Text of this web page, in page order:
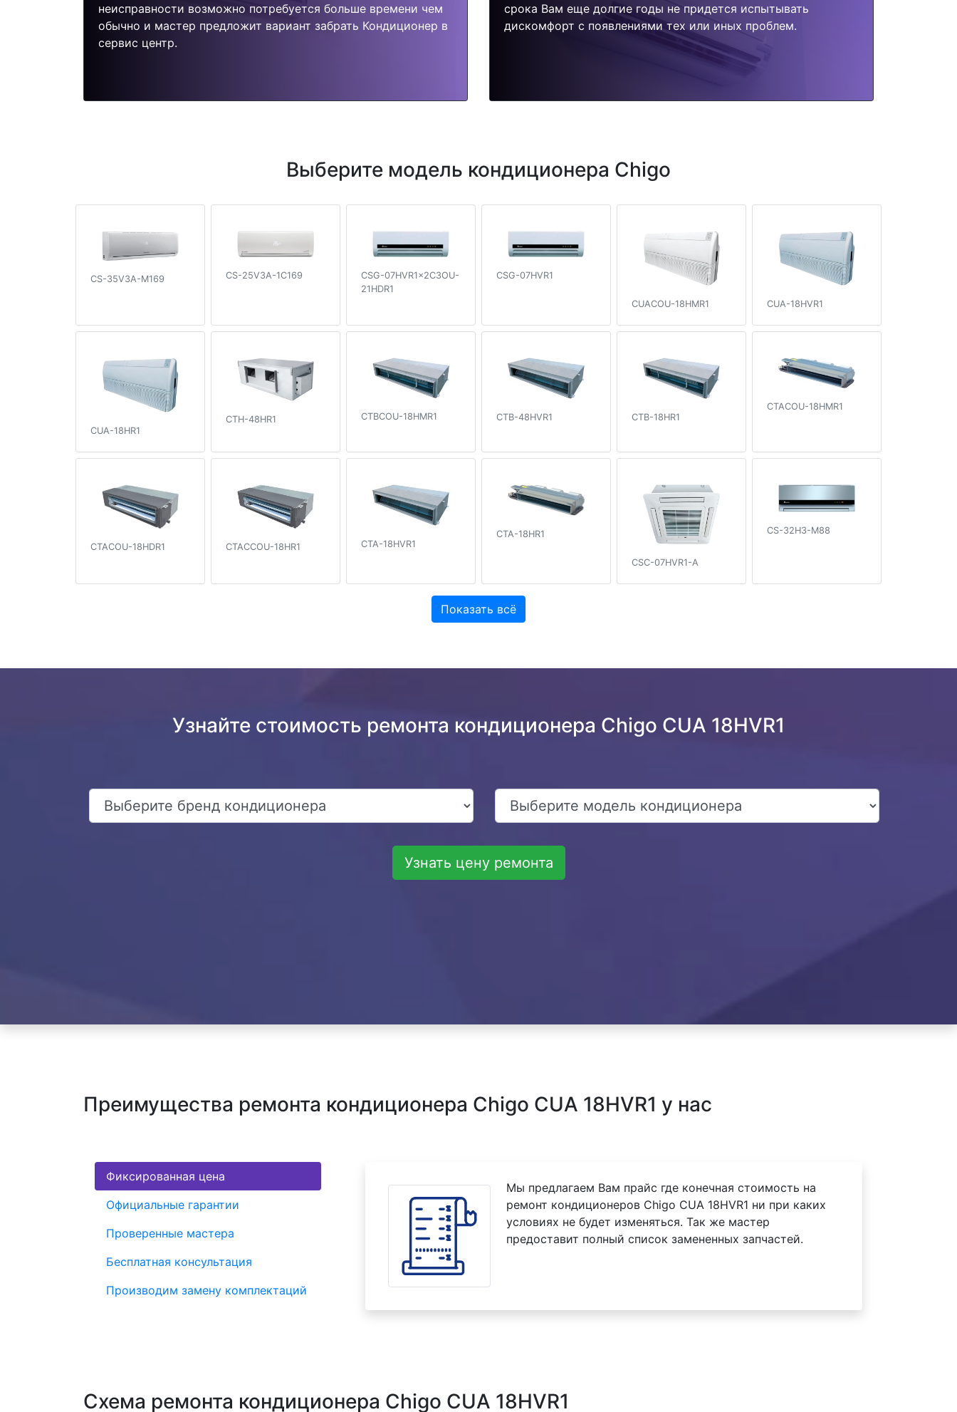
неисправности возможно потребуется больше времени чем
обычно и мастер предложит вариант забрать Кондиционер в
сервис центр.
срока Вам еще долгие годы не придется испытывать
дискомфорт с появлениями тех или иных проблем.
Выберите модель кондиционера Chigo
CS-35V3A-M169 CS-25V3A-1C169
CSG-07HVR1x2C3OU-
21HDR1
CSG-07HVR1
CUACOU-18HMR1 CUA-18HVR1
CUA-18HR1
CTH-48HR1 CTBCOU-18HMR1 CTB-48HVR1 CTB-18HR1
CTACOU-18HMR1
CTACOU-18HDR1 CTACCOU-18HR1 CTA-18HVR1
CTA-18HR1
CSC-07HVR1-A
CS-32H3-M88
Показать всё
Узнайте стоимость ремонта кондиционера Chigo CUA 18HVR1
Узнать цену ремонта
Преимущества ремонта кондиционера Chigo CUA 18HVR1 у нас
Фиксированная цена
Официальные гарантии
Проверенные мастера
Бесплатная консультация
Производим замену комплектаций
Мы предлагаем Вам прайс где конечная стоимость на
ремонт кондиционеров Chigo CUA 18HVR1 ни при каких
условиях не будет изменяться. Так же мастер
предоставит полный список замененных запчастей.
Схема ремонта кондиционера Chigo CUA 18HVR1